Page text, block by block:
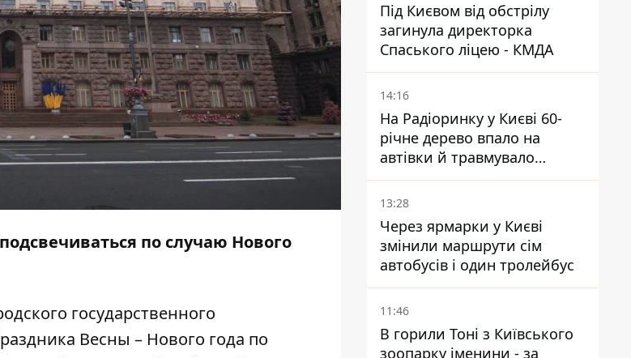
по случаю Нового
государственного
Весны – Нового года по
Під Києвом від обстрілу
загинула директорка
Спаського ліцею - КМДА
14:16
На Радіоринку у Києві 60-
річне дерево впало на
автівки й травмувало
людину - подробиці
13:28
Через ярмарки у Києві
змінили маршрути сім
автобусів і один тролейбус
11:46
В горили Тоні з Київського
зоопарку іменини - за